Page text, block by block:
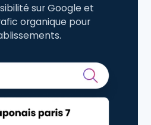
sur Google et
organique pour